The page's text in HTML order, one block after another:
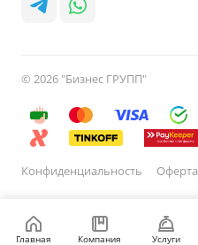
© 2026 "Бизнес ГРУПП"
Конфиденциальность Оферта
Главная Компания Услуги